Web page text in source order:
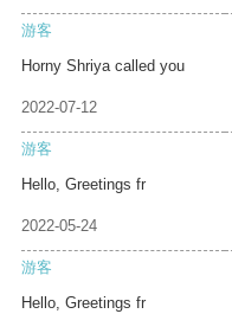
游客
Horny Shriya called you
2022-07-12
游客
Hello, Greetings fr
2022-05-24
游客
Hello, Greetings fr